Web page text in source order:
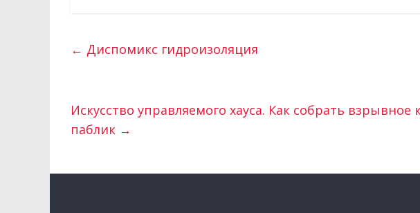
← Диспомикс гидроизоляция
Искусство управляемого хауса. Как собрать
паблик →